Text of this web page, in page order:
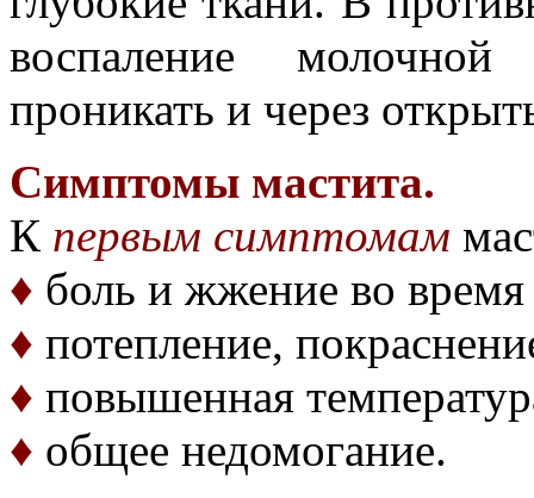
воспаление
проникать и через
Симптомы мастита.
К первым симптомам
♦ боль и жжение во
♦ потепление,
♦ повышенная
♦ общее недомогание.